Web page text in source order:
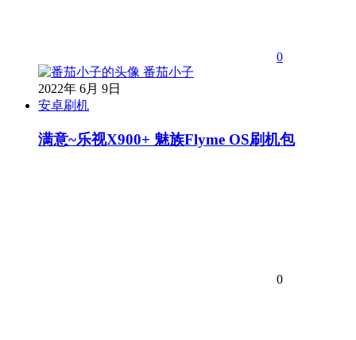
0
番茄小子
2022年 6月 9日
安卓刷机
满意~乐视X900+ 魅族Flyme OS刷机包
0